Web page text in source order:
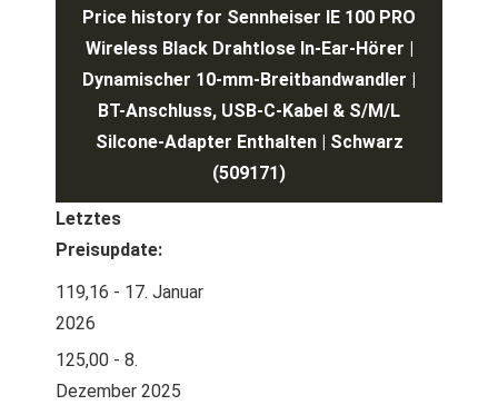
Price history for Sennheiser IE 100 PRO
Wireless Black Drahtlose In-Ear-Hörer |
Dynamischer 10-mm-Breitbandwandler |
BT-Anschluss, USB-C-Kabel & S/M/L
Silcone-Adapter Enthalten | Schwarz
(509171)
Letztes
Preisupdate:
119,16 - 17. Januar
2026
125,00 - 8.
Dezember 2025